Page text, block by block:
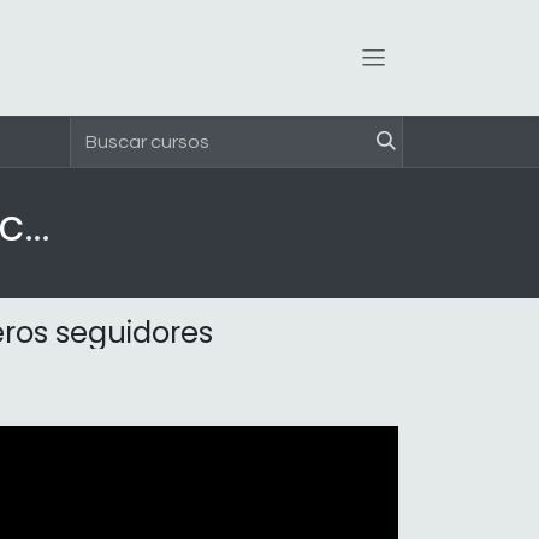
Reinventando las Organizaciones
seguidores